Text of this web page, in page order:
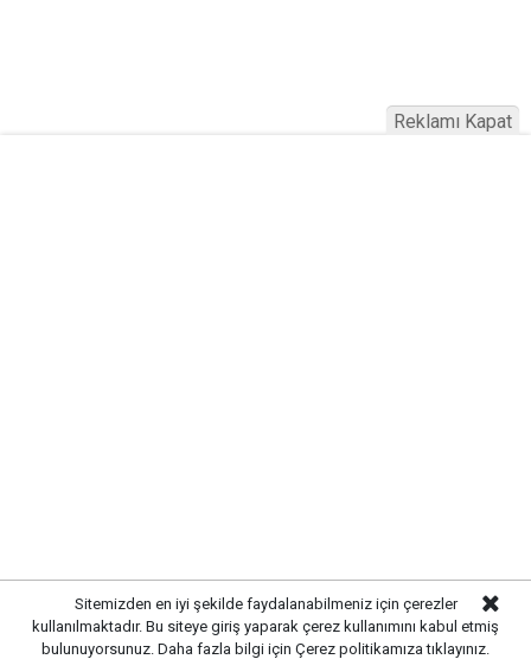
Sitemizden en iyi şekilde faydalanabilmeniz için çerezler
kullanılmaktadır. Bu siteye giriş yaparak çerez kullanımını kabul etmiş
bulunuyorsunuz. Daha fazla bilgi için Çerez politikamıza tıklayınız.
Reklamı Kapat